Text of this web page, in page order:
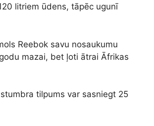
litriem ūdens, tāpēc ugunī
Reebok savu nosaukumu
mazai, bet ļoti ātrai Āfrikas
tilpums var sasniegt 25